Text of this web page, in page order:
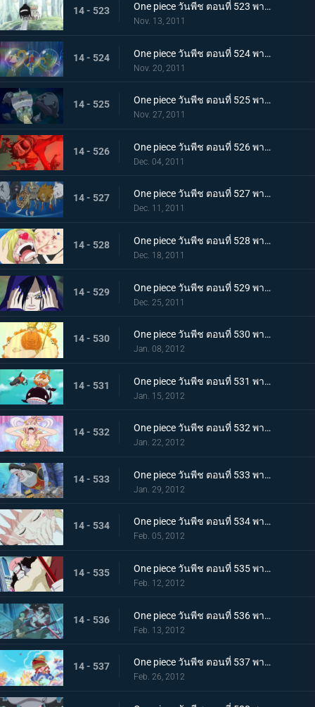
14 - 523 One piece วันพีช ตอนที่ 523 พากย์ไทย ความจริงที่น่าตกตะลึง ชายผู้ปกป้องเรือซันนี่
Nov. 13, 2011
14 - 524 One piece วันพีช ตอนที่ 524 พากย์ไทย การต่อสู้ใต้ทะเลที่แลกด้วยชีวิต! สัตว์ประหลาดแห่งท้องทะเลปรากฏ
Nov. 20, 2011
14 - 525 One piece วันพีช ตอนที่ 525 พากย์ไทย เรือแตกกลางทะเล! กลุ่มหมวกฟางพลัดหลงกัน
Nov. 27, 2011
14 - 526 One piece วันพีช ตอนที่ 526 พากย์ไทย ภูเขาไฟใต้ทะเลปะทุ! ลอยล่องสู่เกาะมนุษย์เงือก
Dec. 04, 2011
14 - 527 One piece วันพีช ตอนที่ 527 พากย์ไทย ขึ้นสู่เกาะมนุษย์เงือก! พบเหล่านางเงือกแสนงาม
Dec. 11, 2011
14 - 528 One piece วันพีช ตอนที่ 528 พากย์ไทย ตื่นเต้นจนล้นปรี่! ชีวิตของซันจิตกอยู่ในอันตราย!!!
Dec. 18, 2011
14 - 529 One piece วันพีช ตอนที่ 529 พากย์ไทย เกาะมนุษย์เงือกล้มสลาย!!! คำทำนายของเชอรี่!
Dec. 25, 2011
14 - 530 One piece วันพีช ตอนที่ 530 พากย์ไทย ราชาแห่งเกาะมนุษย์เงือก! เนปจูนเทพเจ้าแห่งท้องทะเล
Jan. 08, 2012
14 - 531 One piece วันพีช ตอนที่ 531 พากย์ไทย วังริวงู! ฉลามที่ช่วยไว้เป็นผู้นำทาง
Jan. 15, 2012
14 - 532 One piece วันพีช ตอนที่ 532 พากย์ไทย อ่อนแอแถมขี้แย! เจ้าหญิงเงือกบนหอคอยโควคาคุ!
Jan. 22, 2012
14 - 533 One piece วันพีช ตอนที่ 533 พากย์ไทย สถานการณ์ฉุกเฉิน! วังริวงูถูกยึด
Jan. 29, 2012
14 - 534 One piece วันพีช ตอนที่ 534 พากย์ไทย วังริวงูสั่นสะเทือน! ชิราโฮชิถูกลักพาตัว
Feb. 05, 2012
14 - 535 One piece วันพีช ตอนที่ 535 พากย์ไทย โฮดี้บุกจู่โจม แผนการล้างแค้นเริ่มขึ้นแล้ว
Feb. 12, 2012
14 - 536 One piece วันพีช ตอนที่ 536 พากย์ไทย ศึกตัดสินในวังริวงู! โซโล ปะทะ โฮดี้!
Feb. 13, 2012
14 - 537 One piece วันพีช ตอนที่ 537 พากย์ไทย ปกป้องชิราโฮชิ การไล่ล่าของเด็คเค่น
Feb. 26, 2012